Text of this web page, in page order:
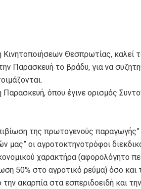
Θεσπρωτίας, καλεί
Παρασκευή το βράδυ, για να
όπου έγινε ορισμός
της πρωτογενούς παραγωγής”
μας” οι αγροτοκτηνοτρόφοι
χαρακτήρα (αφορολόγητο
50% στο αγροτικό ρεύμα) όσο και
ακαρπία στα εσπεριδοειδή και την